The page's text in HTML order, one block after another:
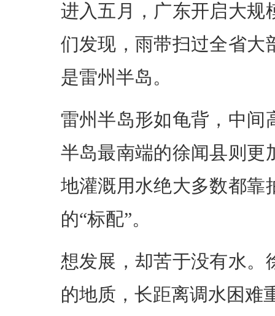
进入五月，广东开启大规
们发现，雨带扫过全省大
是雷州半岛。
雷州半岛形如龟背，中间
半岛最南端的徐闻县则更
地灌溉用水绝大多数都靠
的“标配”。
想发展，却苦于没有水。
的地质，长距离调水困难